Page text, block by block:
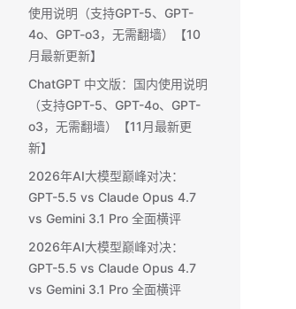
使用说明（支持GPT-5、GPT-
4o、GPT-o3，无需翻墙）【10
月最新更新】
ChatGPT 中文版：国内使用说明
（支持GPT-5、GPT-4o、GPT-
o3，无需翻墙）【11月最新更
新】
2026年AI大模型巅峰对决：
GPT-5.5 vs Claude Opus 4.7
vs Gemini 3.1 Pro 全面横评
2026年AI大模型巅峰对决：
GPT-5.5 vs Claude Opus 4.7
vs Gemini 3.1 Pro 全面横评